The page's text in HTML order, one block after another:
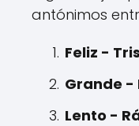
antónimos
Feliz -
Grande -
Lento -